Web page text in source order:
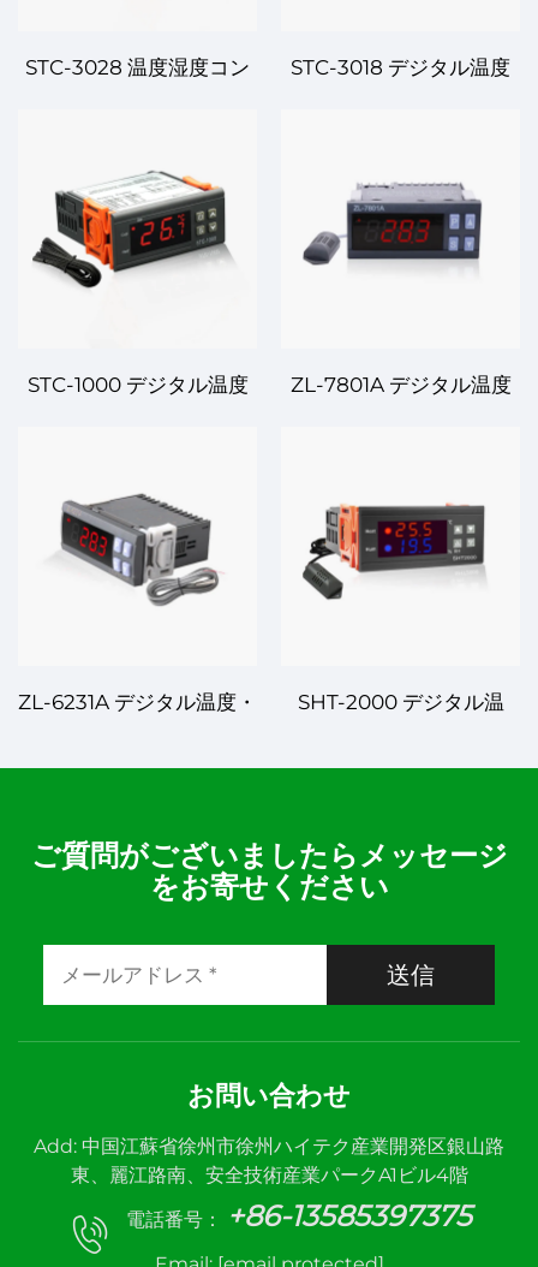
STC-3028 温度湿度コン
STC-3018 デジタル温度
STC-1000 デジタル温度
い温度管理
ZL-7801A デジタル温度
制御
ZL-6231A デジタル温度・
境用の精密気候制御
SHT-2000 デジタル温
– 各種用途向けの精密制
ご質問がございましたらメッセージ
をお寄せください
送信
お問い合わせ
Add: 中国江蘇省徐州市徐州ハイテク産業開発区銀山路
東、麗江路南、安全技術産業パークA1ビル4階
電話番号：
+86-13585397375